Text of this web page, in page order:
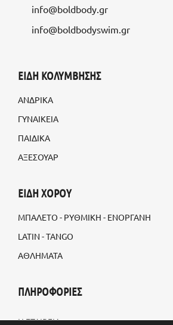
info@boldbody.gr
info@boldbodyswim.gr
ΕΙΔΗ ΚΟΛΥΜΒΗΣΗΣ
ΑΝΔΡΙΚΑ
ΓΥΝΑΙΚΕΙΑ
ΠΑΙΔΙΚΑ
ΑΞΕΣΟΥΑΡ
ΕΙΔΗ ΧΟΡΟΥ
ΜΠΑΛΕΤΟ - ΡΥΘΜΙΚΗ - ΕΝΟΡΓΑΝΗ
LATIN - TANGO
ΑΘΛΗΜΑΤΑ
ΠΛΗΡΟΦΟΡΙΕΣ
Η ΕΤΑΙΡΕΙΑ